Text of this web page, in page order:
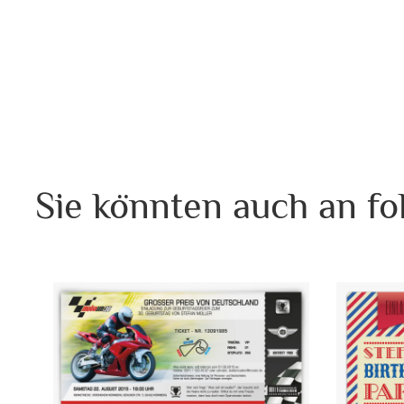
Sie könnten auch an